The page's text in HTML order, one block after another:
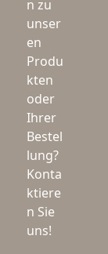
n zu
unser
en
Produ
kten
oder
Ihrer
Bestel
lung?
Konta
ktiere
n Sie
uns!